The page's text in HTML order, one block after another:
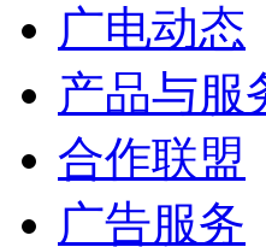
广电动态
产品与服
合作联盟
广告服务